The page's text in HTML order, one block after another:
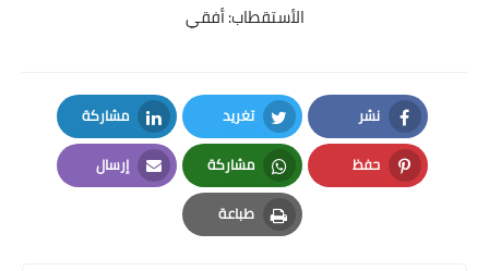
الأستقطاب: أفقي
نشر
Facebook
تغريد
Twitter
مشاركة
LinkedIn
حفظ
Pinterest
مشاركة
Whatsapp
إرسال
Email
طباعة
Print